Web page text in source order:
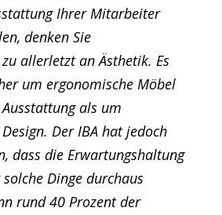
Ihrer Mitarbeiter
denken Sie
allerletzt an Ästhetik. Es
um ergonomische Möbel
als um
Der IBA hat jedoch
dass die Erwartungshaltung
Dinge durchaus
rund 40 Prozent der